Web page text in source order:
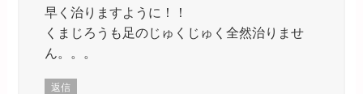
早く治りますように！！
くまじろうも足のじゅくじゅく全然治りませ
ん。。。
返信